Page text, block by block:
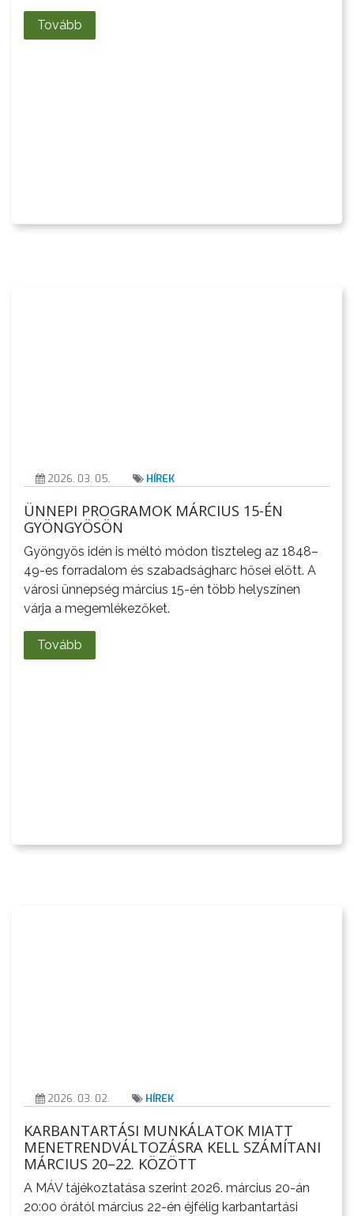
Tovább
2026. 03. 05. HÍREK
ÜNNEPI PROGRAMOK MÁRCIUS 15-ÉN
GYÖNGYÖSÖN
Gyöngyös idén is méltó módon tiszteleg az 1848–
49-es forradalom és szabadságharc hősei előtt. A
városi ünnepség március 15-én több helyszínen
várja a megemlékezőket.
Tovább
2026. 03. 02. HÍREK
KARBANTARTÁSI MUNKÁLATOK MIATT
MENETRENDVÁLTOZÁSRA KELL SZÁMÍTANI
MÁRCIUS 20–22. KÖZÖTT
A MÁV tájékoztatása szerint 2026. március 20-án
20:00 órától március 22-én éjfélig karbantartási